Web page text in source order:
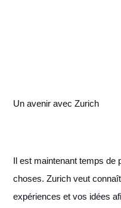
Un avenir avec Zurich
Il est maintenant temps de
choses. Zurich veut
expériences et vos idées